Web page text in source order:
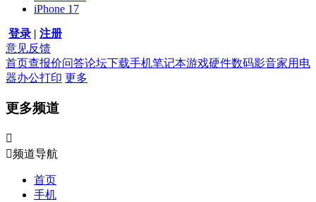
iPhone 17
登录 | 注册
意见反馈
首页查报价问答论坛下载手机笔记本游戏硬件数码影音家用电
器办公打印 更多
更多频道

频道导航
首页
手机